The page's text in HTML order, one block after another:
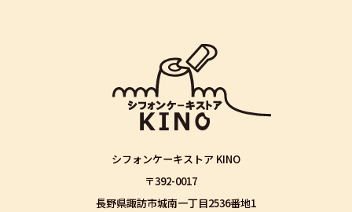
シフォンケーキストア KINO
〒392-0017
長野県諏訪市城南一丁目2536番地1